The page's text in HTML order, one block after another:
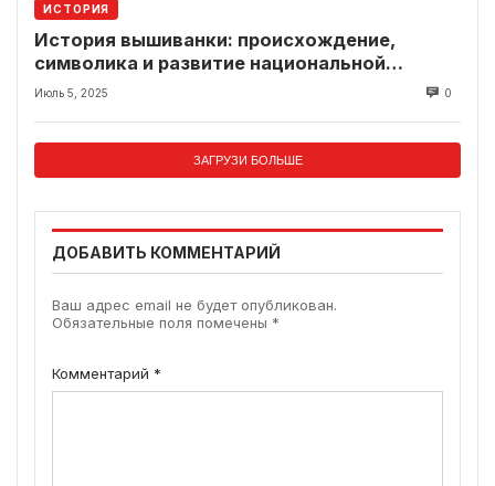
ИСТОРИЯ
История вышиванки: происхождение,
символика и развитие национальной
одежды
Июль 5, 2025 0
ЗАГРУЗИ БОЛЬШЕ
ДОБАВИТЬ КОММЕНТАРИЙ
Ваш адрес email не будет опубликован.
Обязательные поля помечены *
Комментарий *